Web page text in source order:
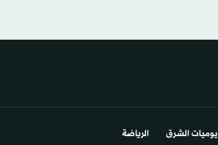
يوميات الشرق​ الرياضة